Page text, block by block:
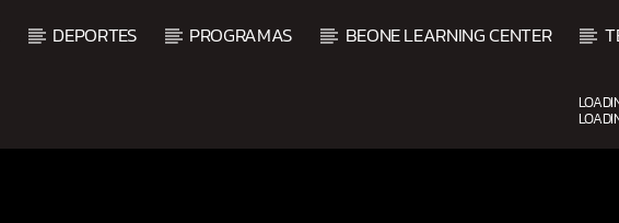
DEPORTES PROGRAMAS BEONE LEARNING CENTER